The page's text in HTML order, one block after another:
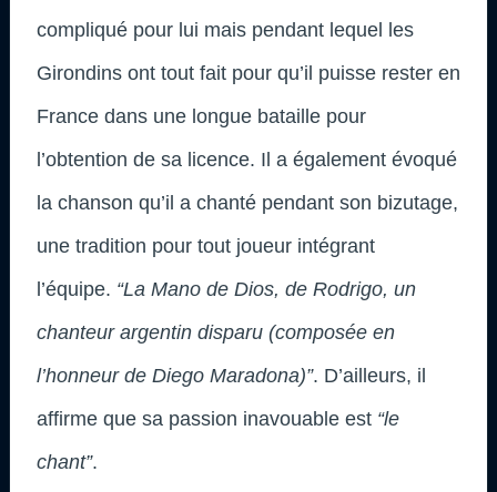
compliqué pour lui mais pendant lequel les
Girondins ont tout fait pour qu’il puisse rester en
France dans une longue bataille pour
l’obtention de sa licence. Il a également évoqué
la chanson qu’il a chanté pendant son bizutage,
une tradition pour tout joueur intégrant
l’équipe. “La Mano de Dios, de Rodrigo, un
chanteur argentin disparu (composée en
l’honneur de Diego Maradona)”. D’ailleurs, il
affirme que sa passion inavouable est “le
chant”.